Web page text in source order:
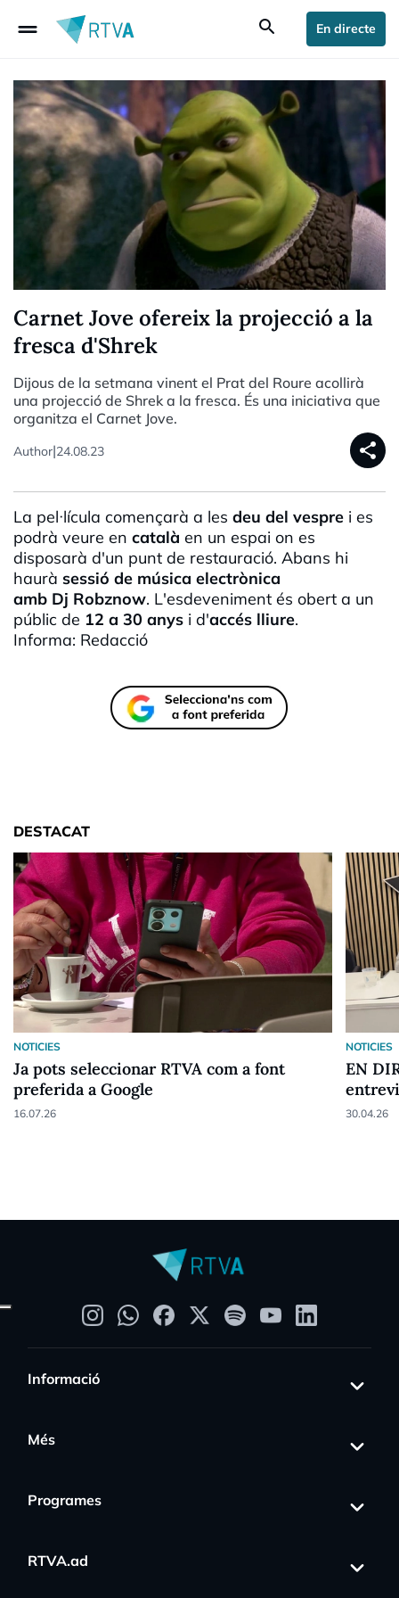
drag_handle search En directe
Carnet Jove ofereix la projecció a la
fresca d'Shrek
Dijous de la setmana vinent el Prat del Roure acollirà
una projecció de Shrek a la fresca. És una iniciativa que
organitza el Carnet Jove.
Author|24.08.23 share
La pel·lícula començarà a les deu del vespre i es
podrà veure en català en un espai on es
disposarà d'un punt de restauració. Abans hi
haurà sessió de música electrònica
amb Dj Robznow. L'esdeveniment és obert a un
públic de 12 a 30 anys i d'accés lliure.
Informa: Redacció
DESTACAT
NOTICIES
Ja pots seleccionar RTVA com a font
preferida a Google
16.07.26
NOTICIES
EN
30.04.26
Informació
Més
Programes
RTVA.ad